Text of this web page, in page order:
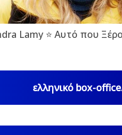
Lamy ⭐ Αυτό που
ελληνικό box-